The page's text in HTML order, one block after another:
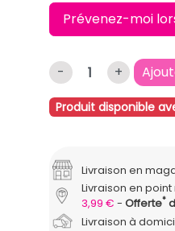
Prévenez-moi
- +
Produit disponible
Livraison en
Livraison en point
3,99 €
Offerte*
Livraison à